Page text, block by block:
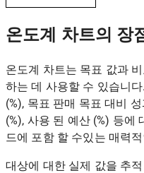
온도계 차트의 장
온도계 차트는 목표 값과
하는 데 사용할 수 있습니
(%), 목표 판매 목표 대비
(%), 사용 된 예산 (%) 등에
드에 포함 할 수있는 매력
대상에 대한 실제 값을 추